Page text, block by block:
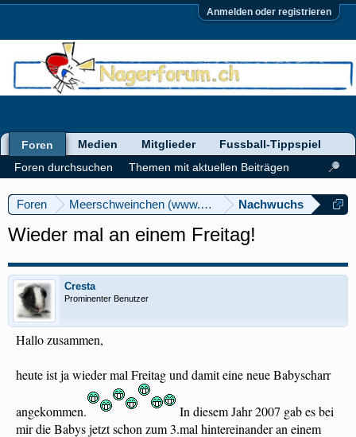
Anmelden oder registrieren
Foren Meerschweinchen (www.meerschweinforum.ch)
Nachwuchs
Wieder mal an einem Freitag!
Cresta
Prominenter Benutzer
Hallo zusammen,
heute ist ja wieder mal Freitag und damit eine neue Babyscharr
angekommen.
In diesem Jahr 2007 gab es bei
mir die Babys jetzt schon zum 3.mal hintereinander an einem
Foren
Foren durchsuchen
Themen mit aktuellen Beiträgen
Medien Mitglieder Fussball-Tippspiel